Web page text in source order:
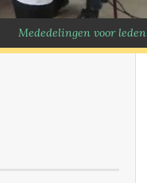
Mededelingen voor leden